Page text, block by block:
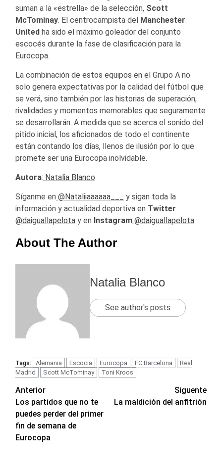
suman a la «estrella» de la selección, Scott
McTominay. El centrocampista del
Manchester
United ha sido el máximo goleador del conjunto
escocés durante la fase de clasificación para la
Eurocopa.
La combinación de estos equipos en el Grupo A no
solo genera expectativas por la calidad del fútbol que
se verá, sino también por las historias de superación,
rivalidades y momentos memorables que seguramente
se desarrollarán. A medida que se acerca el sonido del
pitido inicial, los aficionados de todo el continente
están contando los días, llenos de ilusión por lo que
promete ser una Eurocopa inolvidable.
Autora: Natalia Blanco
Síganme en @Nataliiaaaaaa___
y sigan toda la
información y actualidad deportiva en Twitter
@daiguallapelota y en Instagram @daiguallapelota
About The Author
Natalia Blanco
See author's posts
Tags: Alemania Escocia Eurocopa FC Barcelona
Real
Madrid
Scott McTominay Toni Kroos
Navegación
de
entradas
Anterior
Los partidos que no te
puedes perder del primer
fin de semana de
Eurocopa
Siguente
La maldición del anfitrión